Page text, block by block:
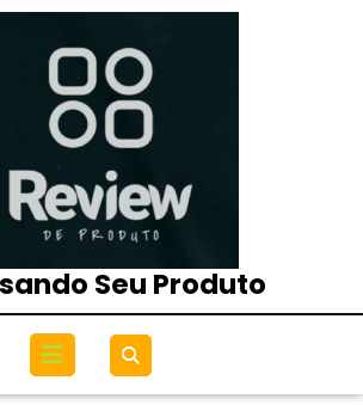
Seu Produto
Open
Menu